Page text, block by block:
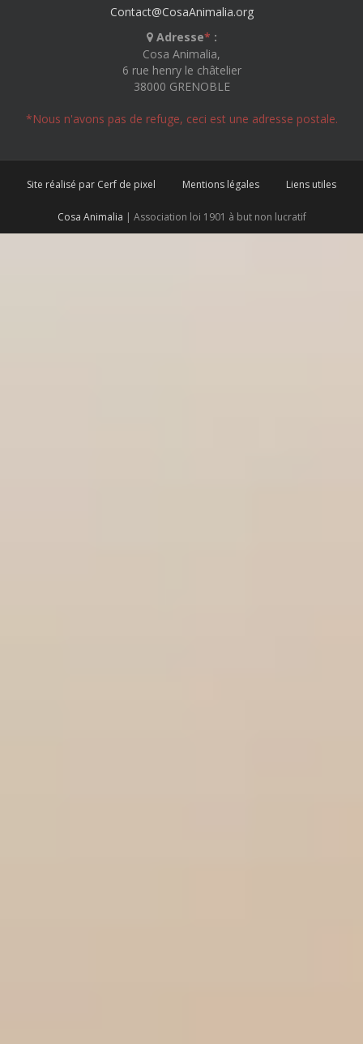
Contact@CosaAnimalia.org
Adresse* :
Cosa Animalia,
6 rue henry le châtelier
38000 GRENOBLE
*Nous n'avons pas de refuge, ceci est une adresse postale.
Site réalisé par Cerf de pixel Mentions légales Liens utiles
Cosa Animalia | Association loi 1901 à but non lucratif